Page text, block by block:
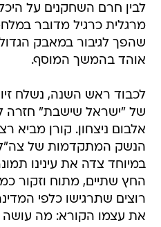
לבין חרם השחקנים על
מרגלית כרגיל מדובר
שהפך לגיבור במאבק
אוהד בהמשך המוסף.
לכבוד ראש השנה, נשלח
אלבום ניצחון. קורן מביא
הנשק המתקדמות של
במיוחד צדה את עינינו
החץ שתיים, מתוח וזקור
רוצים שתרגישו כלפי
את עצמו הקורא: מה עושה